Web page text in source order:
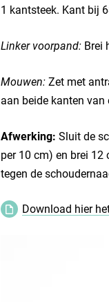
1 kantsteek. Kant bij
Linker voorpand:Brei
Mouwen:Zet met
aan beide kanten
Afwerking: Sluit de
per 10 cm) en brei
tegen de
Download hier